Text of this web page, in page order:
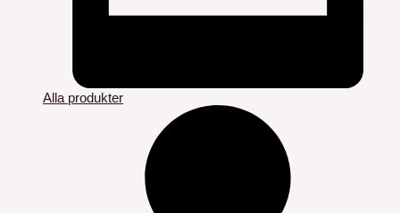
Alla produkter